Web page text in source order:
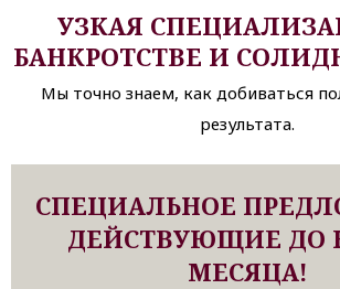
УЗКАЯ
БАНКРОТСТВЕ И
Мы точно знаем, как добиваться
результата.
СПЕЦИАЛЬНОЕ
ДЕЙСТВУЮЩИЕ ДО
МЕСЯЦА!